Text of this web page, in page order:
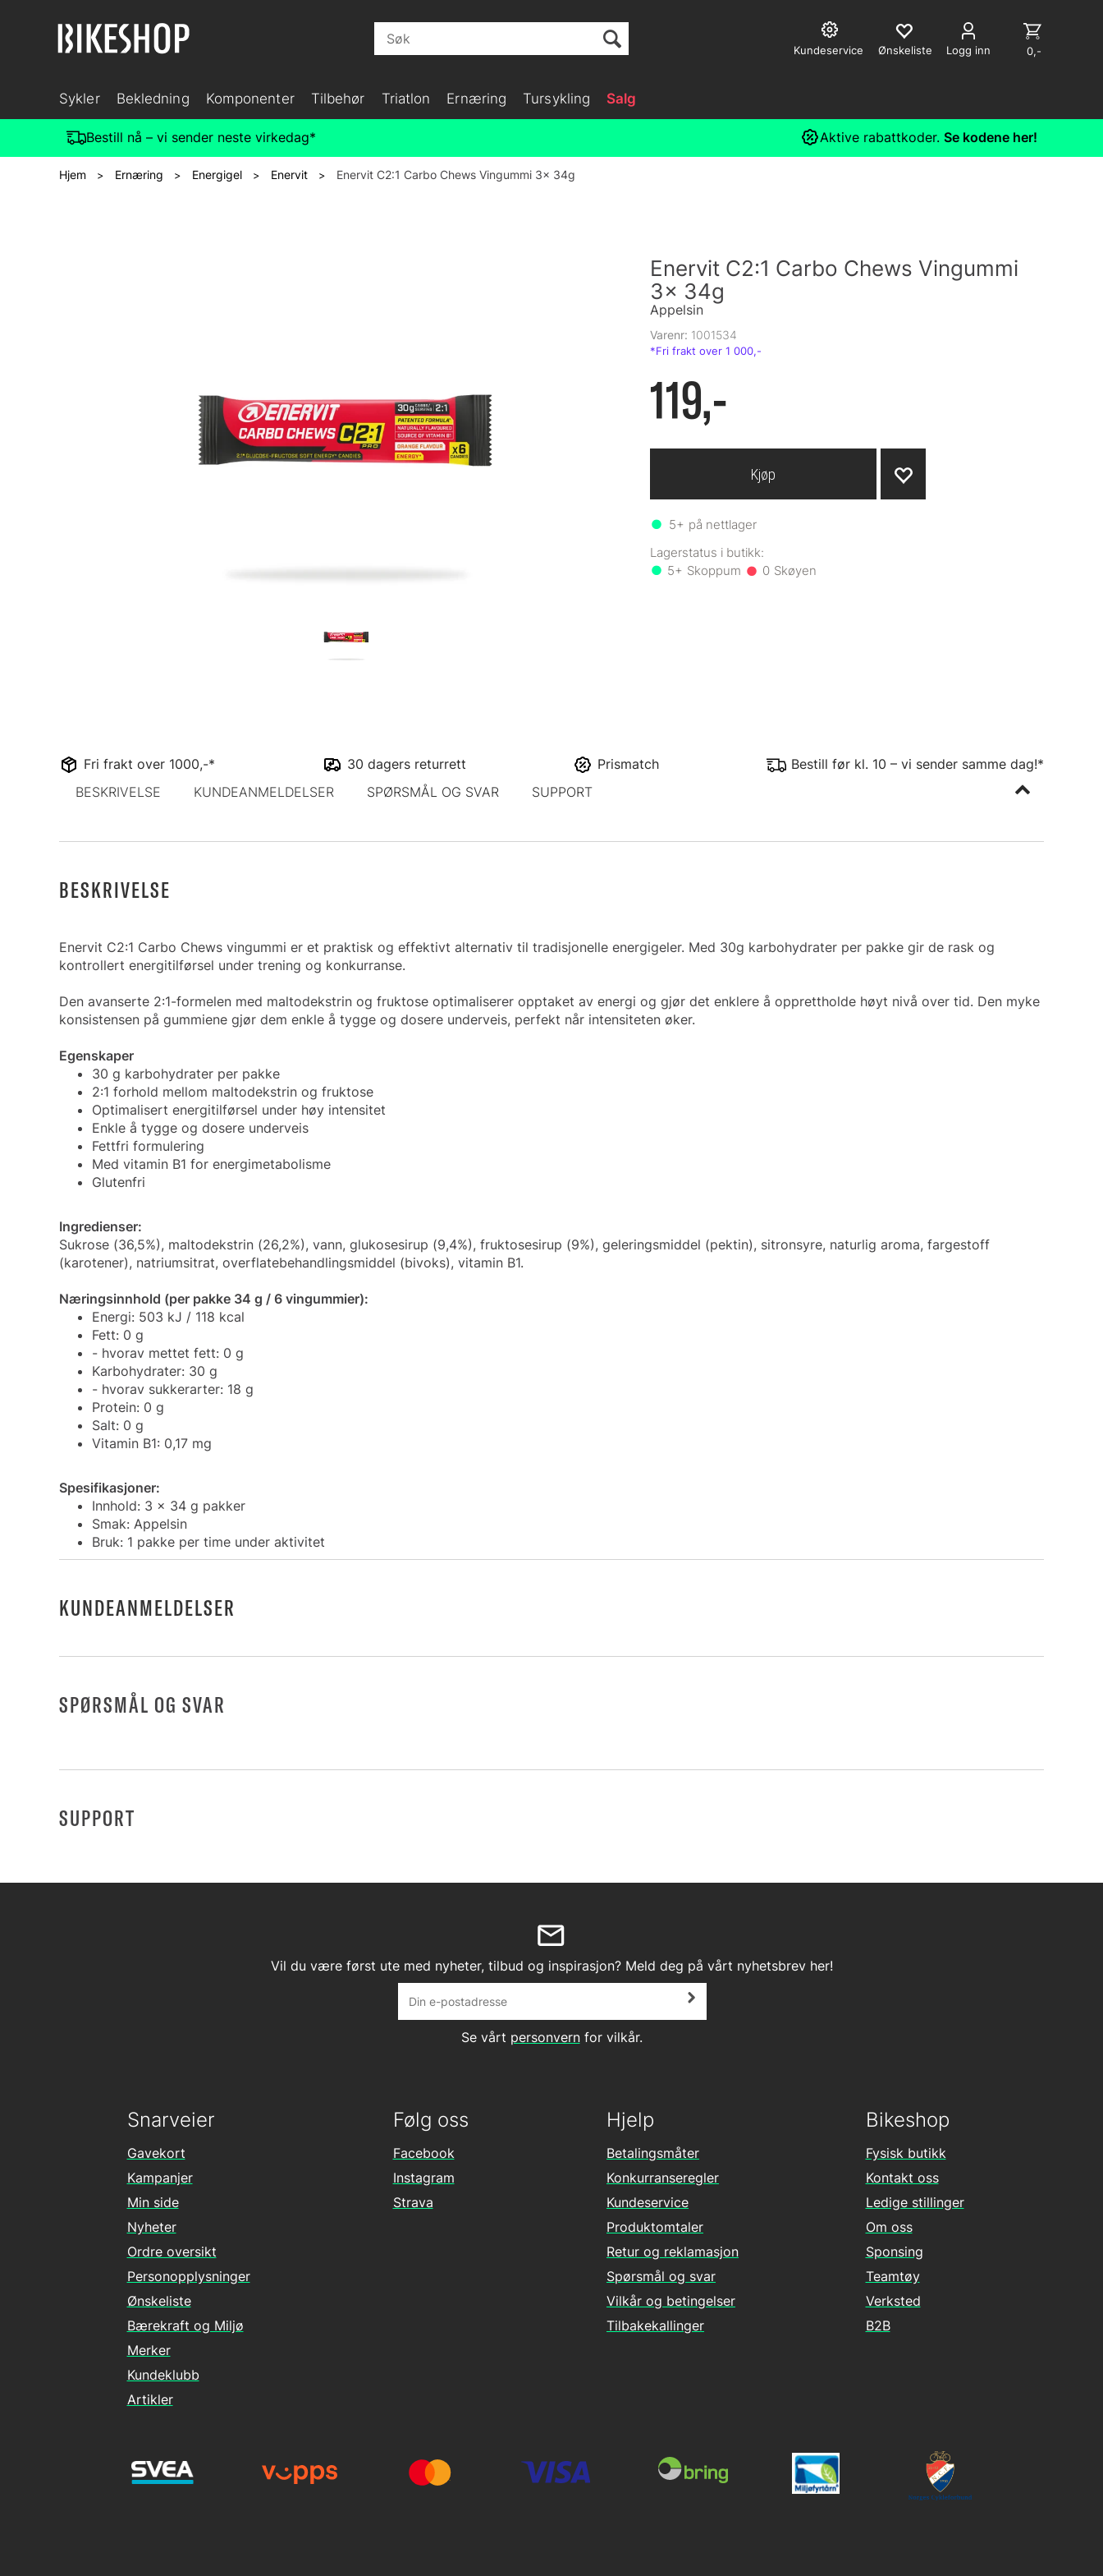
Logg inn
Kundeservice 0,-
Sykler Bekledning Komponenter Tilbehør Triatlon Ernæring Tursykling Salg
Bestill nå – vi sender neste virkedag* Aktive rabattkoder. Se kodene her!
Hjem > Ernæring > Energigel > Enervit > Enervit C2:1 Carbo Chews Vingummi 3x 34g
Enervit C2:1 Carbo Chews Vingummi
3x 34g
Appelsin
Varenr: 1001534
119,-
5+ på nettlager
5+ 0
Kjøp
Fri frakt over 1000,-* 30 dagers returrett Prismatch
Bestill før kl. 10 – vi sender samme dag!*
BESKRIVELSE
KUNDEANMELDELSER SPØRSMÅL OG SVAR SUPPORT
BESKRIVELSE
Enervit C2:1 Carbo Chews vingummi er et praktisk og effektivt alternativ til tradisjonelle energigeler. Med 30g karbohydrater per pakke gir de rask og
kontrollert energitilførsel under trening og konkurranse.
Den avanserte 2:1-formelen med maltodekstrin og fruktose optimaliserer opptaket av energi og gjør det enklere å opprettholde høyt nivå over tid. Den myke
konsistensen på gummiene gjør dem enkle å tygge og dosere underveis, perfekt når intensiteten øker.
Egenskaper
30 g karbohydrater per pakke
2:1 forhold mellom maltodekstrin og fruktose
Optimalisert energitilførsel under høy intensitet
Enkle å tygge og dosere underveis
Fettfri formulering
Med vitamin B1 for energimetabolisme
Glutenfri
Ingredienser:
Sukrose (36,5%), maltodekstrin (26,2%), vann, glukosesirup (9,4%), fruktosesirup (9%), geleringsmiddel (pektin), sitronsyre, naturlig aroma, fargestoff
(karotener), natriumsitrat, overflatebehandlingsmiddel (bivoks), vitamin B1.
Næringsinnhold (per pakke 34 g / 6 vingummier):
Energi: 503 kJ / 118 kcal
Fett: 0 g
- hvorav mettet fett: 0 g
Karbohydrater: 30 g
- hvorav sukkerarter: 18 g
Protein: 0 g
Salt: 0 g
Vitamin B1: 0,17 mg
Spesifikasjoner:
Innhold: 3 x 34 g pakker
Smak: Appelsin
Bruk: 1 pakke per time under aktivitet
KUNDEANMELDELSER
SPØRSMÅL OG SVAR
SUPPORT
Vil du være først ute med nyheter, tilbud og inspirasjon? Meld deg på vårt nyhetsbrev her!
Se vårt personvernfor vilkår.
Følg oss
Facebook
Instagram
Strava
Hjelp
Betalingsmåter
Konkurranseregler
Kundeservice
Produktomtaler
Retur og reklamasjon
Spørsmål og svar
Vilkår og betingelser
Tilbakekallinger
Snarveier
Gavekort
Kampanjer
Min side
Nyheter
Ordre oversikt
Personopplysninger
Ønskeliste
Bærekraft og Miljø
Merker
Kundeklubb
Artikler
Bikeshop
Fysisk butikk
Kontakt oss
Ledige stillinger
Om oss
Sponsing
Teamtøy
Verksted
B2B